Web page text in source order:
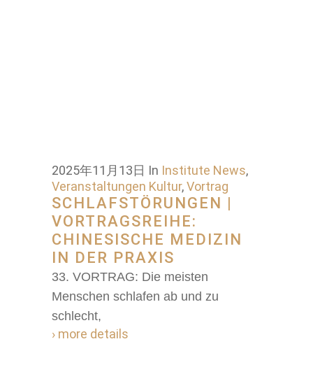
2025年11月13日 In Institute News,
Veranstaltungen Kultur,Vortrag
SCHLAFSTÖRUNGEN |
VORTRAGSREIHE:
CHINESISCHE MEDIZIN
IN DER PRAXIS
33. VORTRAG: Die meisten
Menschen schlafen ab und zu
schlecht,
› more details